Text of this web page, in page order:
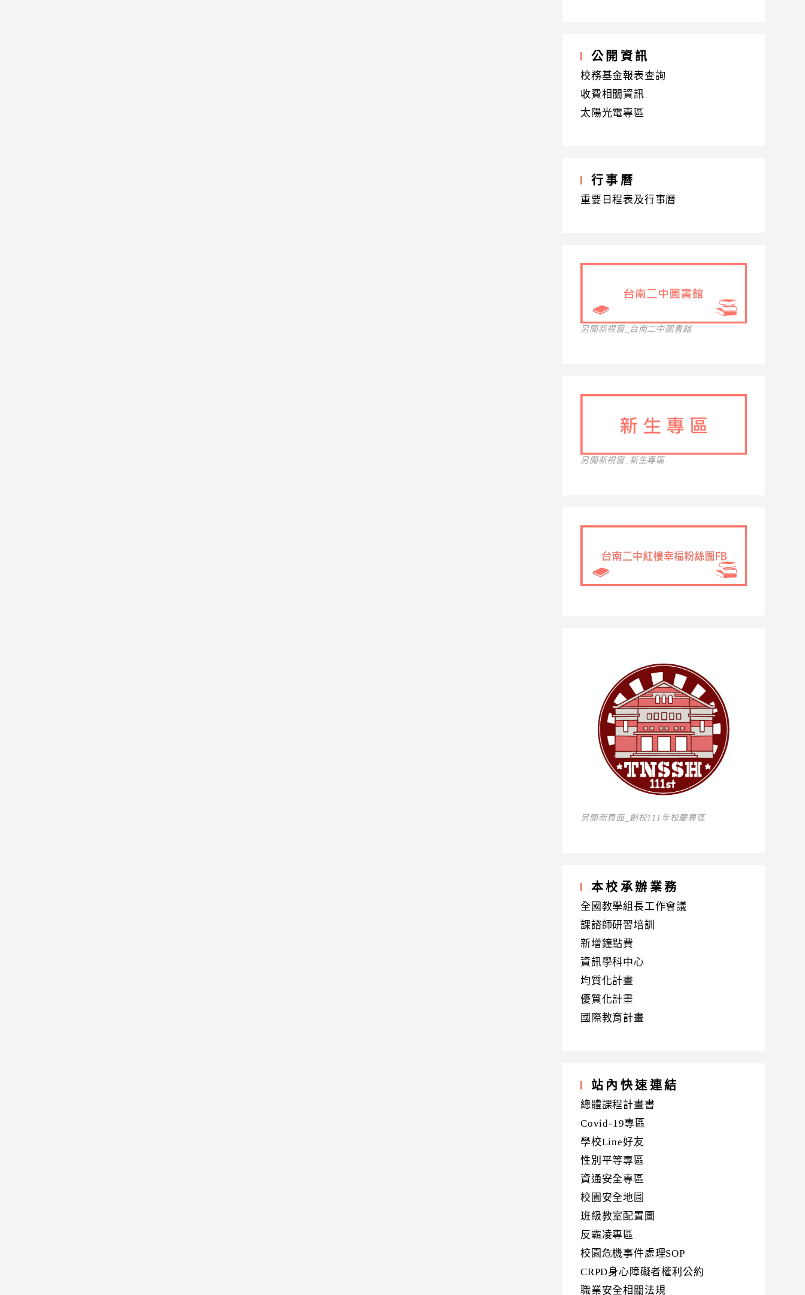
公開資訊
校務基金報表查詢
收費相關資訊
太陽光電專區
行事曆
重要日程表及行事曆
另開新視窗_台南二中圖書館
另開新視窗_新生專區
另開新頁面_創校111年校慶專區
本校承辦業務
全國教學組長工作會議
課諮師研習培訓
新增鐘點費
資訊學科中心
均質化計畫
優質化計畫
國際教育計畫
站內快速連結
總體課程計畫書
Covid-19專區
學校Line好友
性別平等專區
資通安全專區
校園安全地圖
班級教室配置圖
反霸凌專區
校園危機事件處理SOP
CRPD身心障礙者權利公約
職業安全相關法規